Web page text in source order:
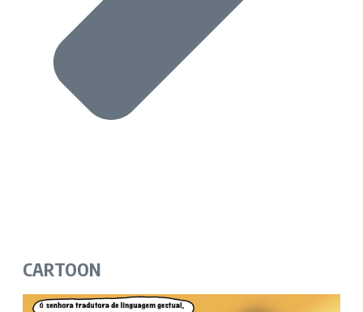
CARTOON